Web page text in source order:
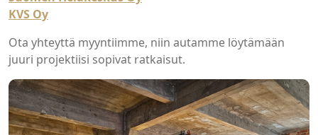
KVS Oy
Ota yhteyttä myyntiimme, niin autamme löytämään
juuri projektiisi sopivat ratkaisut.